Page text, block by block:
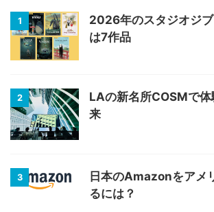
1
2026年のスタジオジ
は7作品
2
LAの新名所COSMで
来
3
日本のAmazonをアメ
るには？